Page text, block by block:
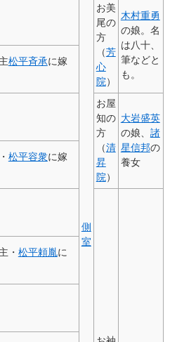
側
室
お美
尾の
方
（芳
心
院）
木村重勇
の娘。名
は八十、
筆などと
も。
松平斉承に嫁
お屋
知の
方
（清
昇
院）
大岩盛英
の娘、 諸
星信邦の
養女
松平容衆に嫁
・ 松平頼胤に